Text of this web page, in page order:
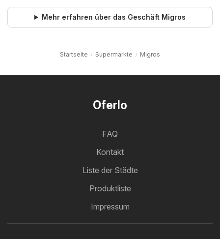
Mehr erfahren über das Geschäft Migros
Startseite Supermärkte Migros
Oferlo
FAQ
Kontakt
Liste der Städte
Produktliste
Impressum